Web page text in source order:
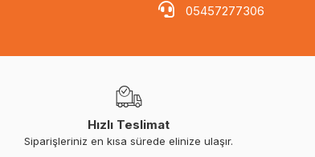
05457277306
Hızlı Teslimat
Siparişleriniz en kısa sürede elinize ulaşır.